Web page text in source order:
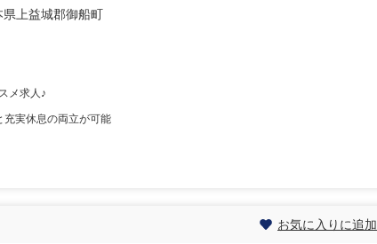
県上益城郡御船町
メ求人♪
充実休息の両立が可能
お気に入りに追加